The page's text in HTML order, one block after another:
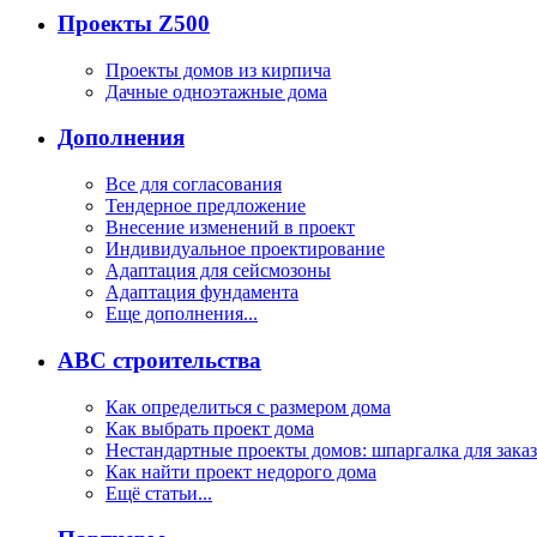
Проекты Z500
Проекты домов из кирпича
Дачные одноэтажные дома
Дополнения
Все для согласования
Тендерное предложение
Внесение изменений в проект
Индивидуальное проектирование
Адаптация для сейсмозоны
Адаптация фундамента
Еще дополнения...
ABC строительства
Как определиться с размером дома
Как выбрать проект дома
Нестандартные проекты домов: шпаргалка для
Как найти проект недорого дома
Ещё статьи...